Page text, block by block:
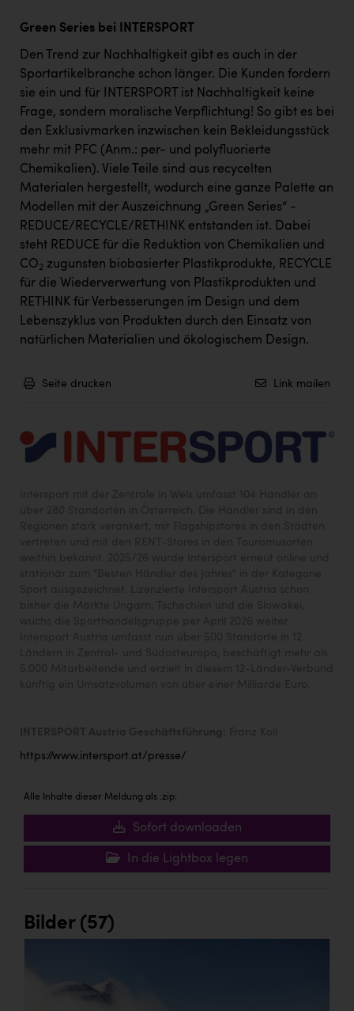
Green Series bei INTERSPORT
Den Trend zur Nachhaltigkeit gibt es auch in der
Sportartikelbranche schon länger. Die Kunden fordern
sie ein und für INTERSPORT ist Nachhaltigkeit keine
Frage, sondern moralische Verpflichtung! So gibt es bei
den Exklusivmarken inzwischen kein Bekleidungsstück
mehr mit PFC (Anm.: per- und polyfluorierte
Chemikalien). Viele Teile sind aus recycelten
Materialen hergestellt, wodurch eine ganze Palette an
Modellen mit der Auszeichnung „Green Series“ -
REDUCE/RECYCLE/RETHINK entstanden ist. Dabei
steht REDUCE für die Reduktion von Chemikalien und
CO2 zugunsten biobasierter Plastikprodukte, RECYCLE
für die Wiederverwertung von Plastikprodukten und
RETHINK für Verbesserungen im Design und dem
Lebenszyklus von Produkten durch den Einsatz von
natürlichen Materialien und ökologischem Design.
Seite drucken Link mailen
https://www.intersport.at/presse/
Alle Inhalte dieser Meldung als .zip:
Sofort downloaden
In die Lightbox legen
Bilder (57)